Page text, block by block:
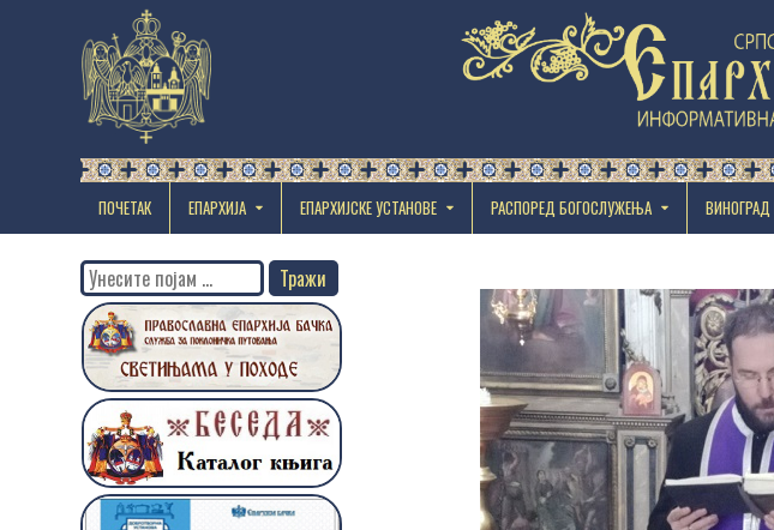
ПОЧЕТАК ЕПАРХИЈА EПАРХИЈСКЕ УСТАНОВЕ РАСПОРЕД БОГОСЛУЖЕЊА
Search
for: